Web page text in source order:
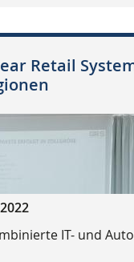
Retail
IT- und